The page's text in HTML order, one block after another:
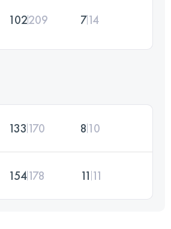
102209 714
133 170 8 10
154178 11 11